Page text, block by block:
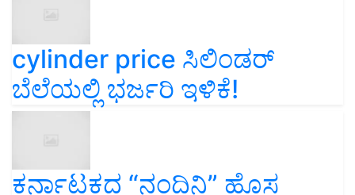
cylinder price ಸಿಲಿಂಡರ್‌
ಬೆಲೆಯಲ್ಲಿ ಭರ್ಜರಿ ಇಳಿಕೆ!
ಕರ್ನಾಟಕದ “ನಂದಿನಿ” ಹೊಸ